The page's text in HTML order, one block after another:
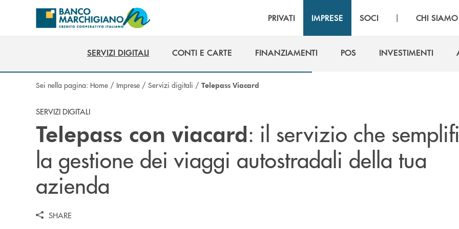
Salta al contenuto principale
PRIVATI IMPRESE SOCI | CHI SIAMO
SERVIZI DIGITALI
CONTI E CARTE
FINANZIAMENTI
POS
INVESTIMENTI
Sei nella pagina: Home / Imprese / Servizi digitali / Telepass Viacard
SERVIZI DIGITALI
Telepass con viacard: il servizio che
la gestione dei viaggi autostradali della tua
azienda
SHARE